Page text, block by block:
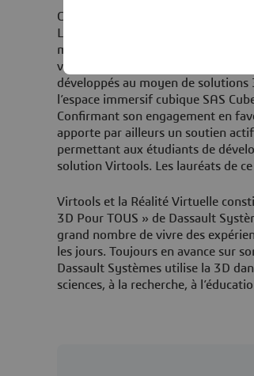
Carrefour européen des
multimédia, revendeurs de logiciels
visiteurs pourront ainsi
développés au moyen de
l’espace immersif cubique SAS
Confirmant son engagement en
apporte par ailleurs un soutien
permettant aux étudiants de
solution Virtools. Les lauréats de
Virtools et la Réalité Virtuelle
3D Pour TOUS » de Dassault
grand nombre de vivre des
les jours. Toujours en avance sur
Dassault Systèmes utilise la 3D
sciences, à la recherche, à